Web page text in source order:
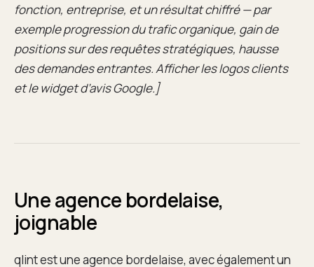
fonction, entreprise, et un résultat chiffré — par
exemple progression du trafic organique, gain de
positions sur des requêtes stratégiques, hausse
des demandes entrantes. Afficher les logos clients
et le widget d’avis Google.]
Une agence bordelaise,
joignable
qlint est une agence bordelaise, avec également un